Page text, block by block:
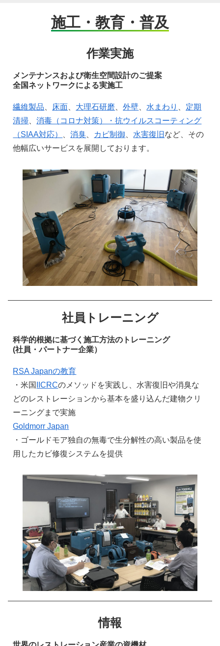
仕事から科学的根拠に基づく衛生的に安全な空間を創造する
為にいくつものシステムを用意して取り組んでいます。
施工・教育・普及
作業実施
メンテナンスおよび衛生空間設計のご提案
全国ネットワークによる実施工
繊維製品 床面 大理石研磨 、外壁 水まわり
定期
清掃 、消毒（コロナ対策）・抗ウイルスコーティング
（SIAA対応）
、消臭 カビ制御 水害復旧 など、その
他幅広いサービスを展開しております。
社員トレーニング
科学的根拠に基づく施工方法のトレーニング
(社員・パートナー企業）
RSA Japanの教育
・米国
IICRCのメソッドを実践し、水害復旧や消臭な
どのレストレーションから基本を盛り込んだ建物クリ
ーニングまで実施
Goldmorr Japan
・ゴールドモア独自の無毒で生分解性の高い製品を使
用したカビ修復システムを提供
情報